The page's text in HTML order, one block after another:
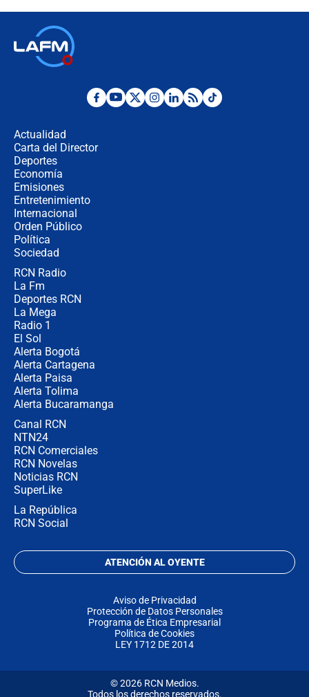
Posesión de Abelardo De La Espriella
Actualidad
Carta del Director
Deportes
Economía
Emisiones
Entretenimiento
Internacional
Orden Público
Política
Sociedad
RCN Radio
La Fm
Deportes RCN
La Mega
Radio 1
El Sol
Alerta Bogotá
Alerta Cartagena
Alerta Paisa
Alerta Tolima
Alerta Bucaramanga
Canal RCN
NTN24
RCN Comerciales
RCN Novelas
Noticias RCN
SuperLike
La República
RCN Social
ATENCIÓN AL OYENTE
Aviso de Privacidad
Protección de Datos Personales
Programa de Ética Empresarial
Política de Cookies
LEY 1712 DE 2014
© 2026 RCN Medios.
Todos los derechos reservados.